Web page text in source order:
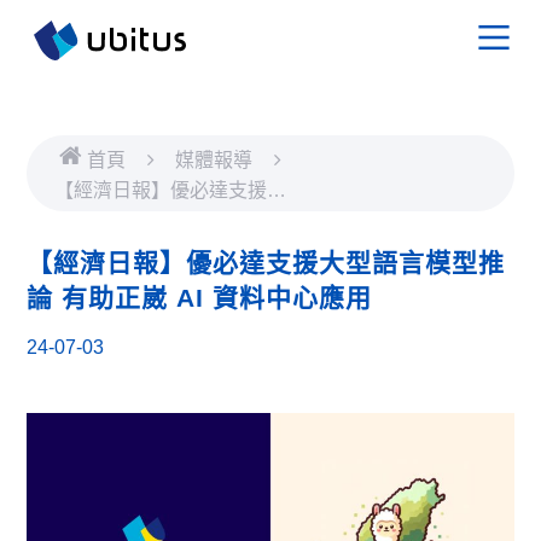
首頁
媒體報導
【經濟日報】優必達支援大
AI 資料中心應用
【經濟日報】優必達支援大型語言模型推
論 有助正崴 AI 資料中心應用
24-07-03